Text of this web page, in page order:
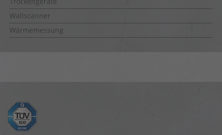
Wallscanner
Wärmemessung